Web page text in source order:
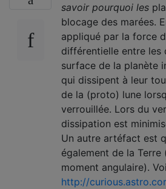
savoir pourquoi les
blocage des marées.
appliqué par la force
différentielle entre les
surface de la planète
qui dissipent à leur
de la (proto) lune
verrouillée. Lors du
dissipation est
Un autre artéfact est
également de la Terre
moment angulaire).
http://